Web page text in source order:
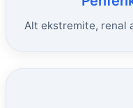
Alt ekstremite, renal